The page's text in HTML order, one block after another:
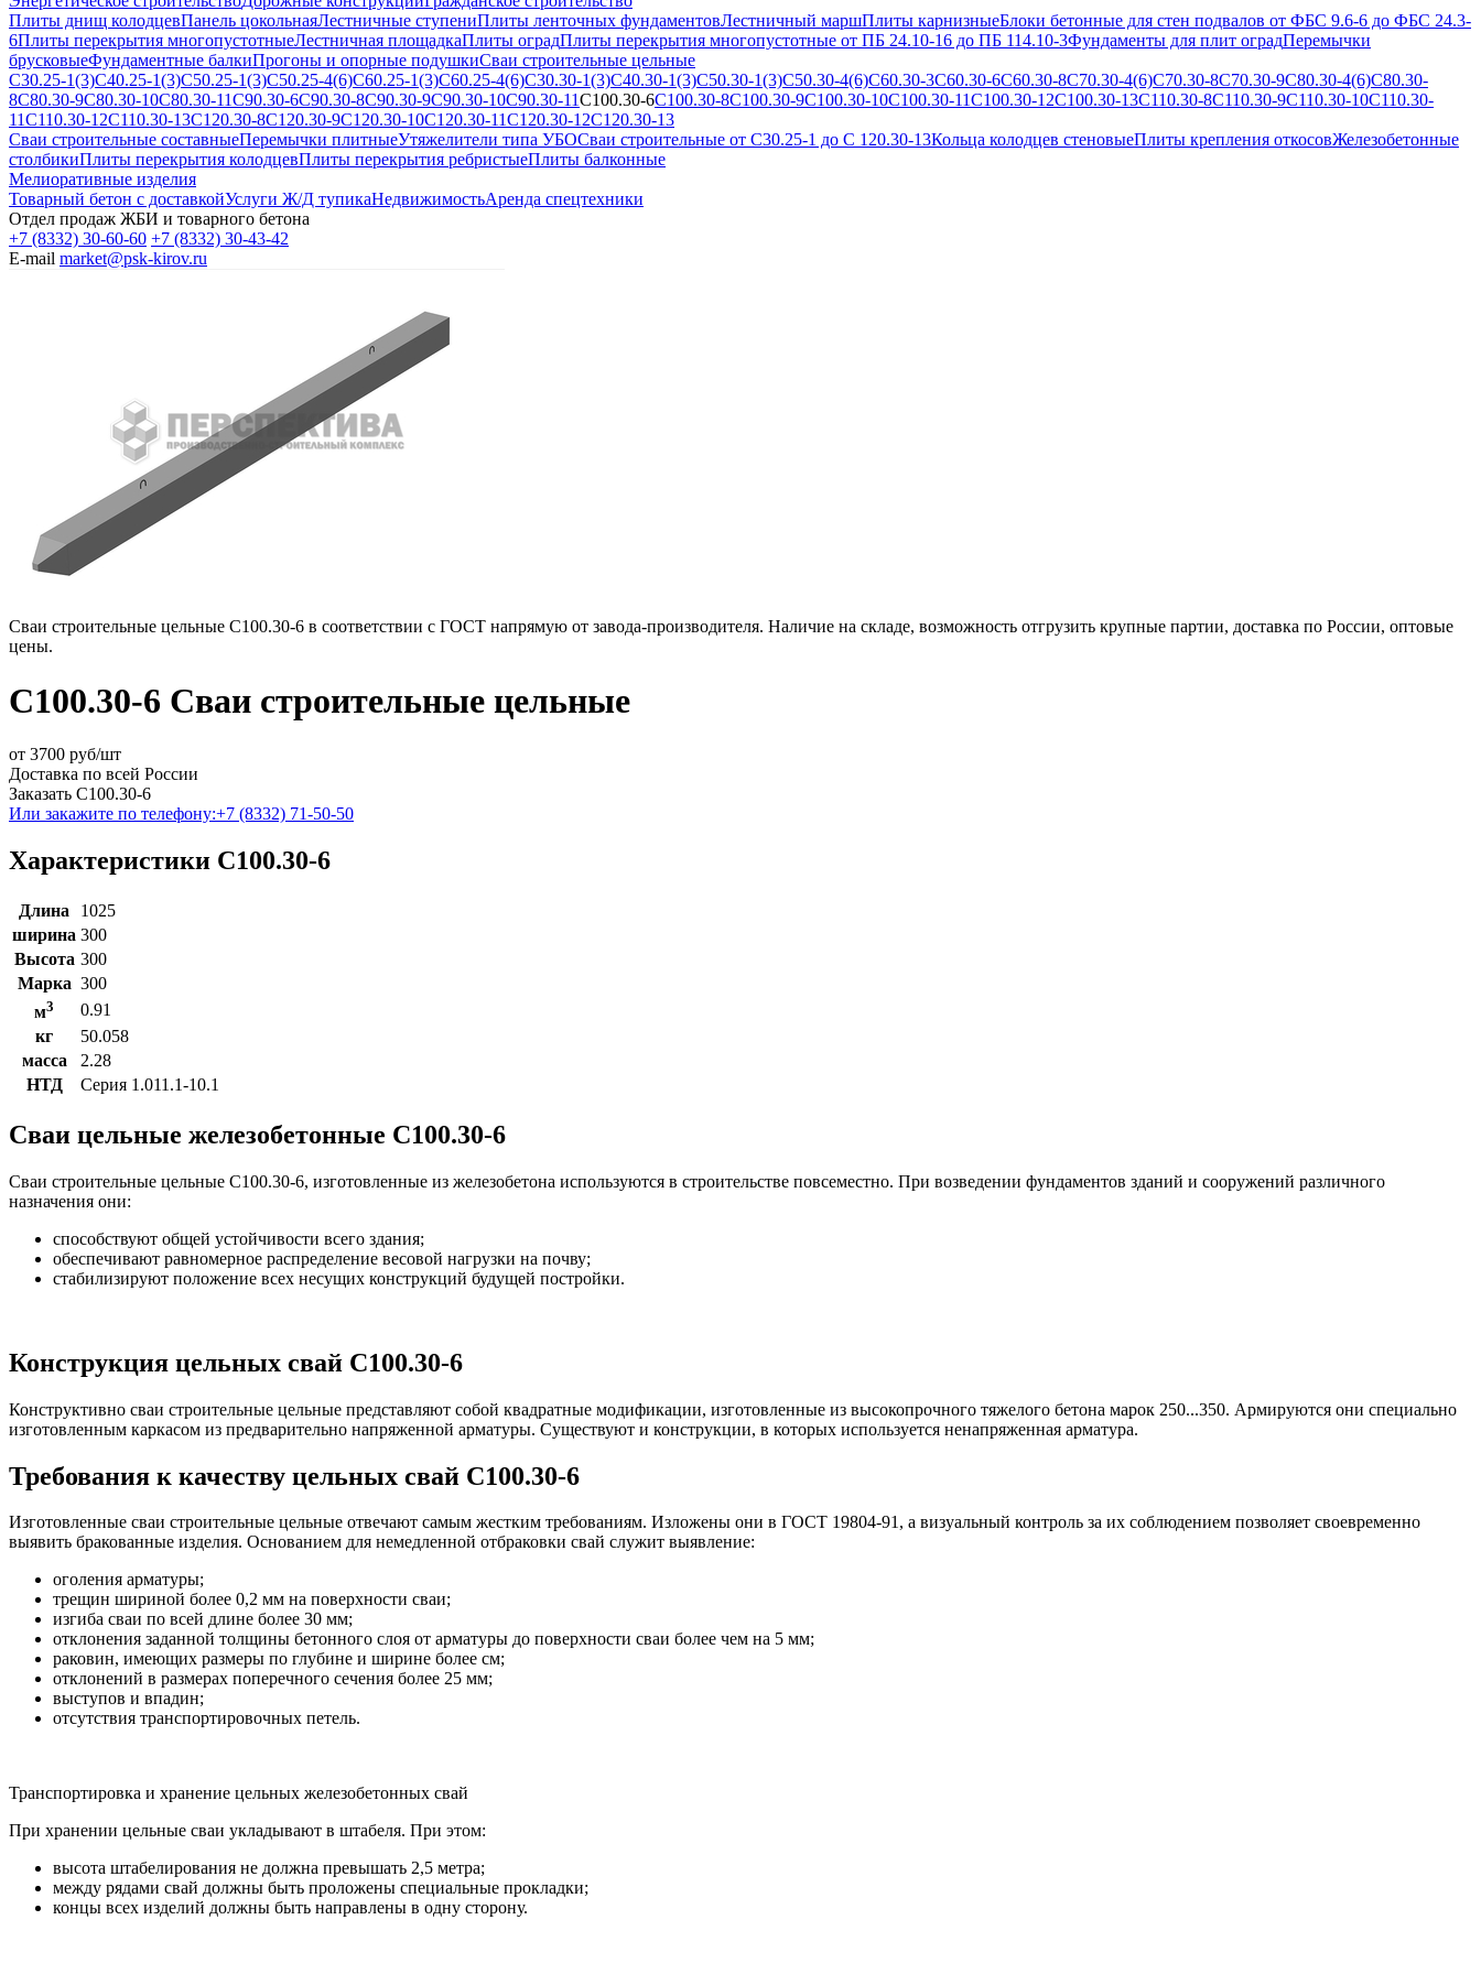
Плиты днищ колодцевПанель цокольнаяЛестничные ступениПлиты ленточных фундаментовЛестничный маршПлиты карнизныеБлоки бетонные для стен подвалов от ФБС 9.6-6 до ФБС 24.3-
6Плиты перекрытия многопустотныеЛестничная площадкаПлиты оградПлиты перекрытия многопустотные от ПБ 24.10-16 до ПБ 114.10-3Фундаменты для плит оградПеремычки
брусковыеФундаментные балкиПрогоны и опорные подушкиСваи строительные цельные
С30.25-1(3)С40.25-1(3)С50.25-1(3)С50.25-4(6)С60.25-1(3)С60.25-4(6)С30.30-1(3)С40.30-1(3)С50.30-1(3)С50.30-4(6)С60.30-3С60.30-6С60.30-8С70.30-4(6)С70.30-8С70.30-9С80.30-4(6)С80.30-
8С80.30-9С80.30-10С80.30-11С90.30-6С90.30-8С90.30-9С90.30-10С90.30-11С100.30-6С100.30-8С100.30-9С100.30-10С100.30-11С100.30-12С100.30-13С110.30-8С110.30-9С110.30-10С110.30-
11С110.30-12С110.30-13С120.30-8С120.30-9С120.30-10С120.30-11С120.30-12С120.30-13
Сваи строительные составныеПеремычки плитныеУтяжелители типа УБОСваи строительные от С30.25-1 до С 120.30-13Кольца колодцев стеновыеПлиты крепления откосовЖелезобетонные
столбикиПлиты перекрытия колодцевПлиты перекрытия ребристыеПлиты балконные
Мелиоративные изделия
Товарный бетон с доставкойУслуги Ж/Д тупикаНедвижимостьАренда спецтехники
Отдел продаж ЖБИ и товарного бетона
+7 (8332) 30-60-60 +7 (8332) 30-43-42
E-mail market@psk-kirov.ru
Сваи строительные цельные С100.30-6 в соответствии с ГОСТ напрямую от завода-производителя. Наличие на складе, возможность отгрузить крупные партии, доставка по России, оптовые
цены.
С100.30-6 Сваи строительные цельные
от 3700 руб/шт
Доставка по всей России
Заказать С100.30-6
Или закажите по телефону:+7 (8332) 71-50-50
Характеристики С100.30-6
Длина
1025
ширина 300
Высота 300
Марка 300
м3
0.91
кг
50.058
масса
2.28
НТД
Серия 1.011.1-10.1
Сваи цельные железобетонные С100.30-6
Сваи строительные цельные С100.30-6, изготовленные из железобетона используются в строительстве повсеместно. При возведении фундаментов зданий и сооружений различного
назначения они:
способствуют общей устойчивости всего здания;
обеспечивают равномерное распределение весовой нагрузки на почву;
стабилизируют положение всех несущих конструкций будущей постройки.
Конструкция цельных свай С100.30-6
Конструктивно сваи строительные цельные представляют собой квадратные модификации, изготовленные из высокопрочного тяжелого бетона марок 250...350. Армируются они специально
изготовленным каркасом из предварительно напряженной арматуры. Существуют и конструкции, в которых используется ненапряженная арматура.
Требования к качеству цельных свай С100.30-6
Изготовленные сваи строительные цельные отвечают самым жестким требованиям. Изложены они в ГОСТ 19804-91, а визуальный контроль за их соблюдением позволяет своевременно
выявить бракованные изделия. Основанием для немедленной отбраковки свай служит выявление:
оголения арматуры;
трещин шириной более 0,2 мм на поверхности сваи;
изгиба сваи по всей длине более 30 мм;
отклонения заданной толщины бетонного слоя от арматуры до поверхности сваи более чем на 5 мм;
раковин, имеющих размеры по глубине и ширине более см;
отклонений в размерах поперечного сечения более 25 мм;
выступов и впадин;
отсутствия транспортировочных петель.
Транспортировка и хранение цельных железобетонных свай
При хранении цельные сваи укладывают в штабеля. При этом:
высота штабелирования не должна превышать 2,5 метра;
между рядами свай должны быть проложены специальные прокладки;
концы всех изделий должны быть направлены в одну сторону.